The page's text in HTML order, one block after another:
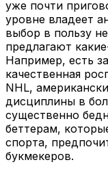
уже почти
уровне владеет
выбор в пользу
предлагают
Например, есть
качественная
NHL,
дисциплины в
существенно
беттерам,
спорта,
букмекеров.